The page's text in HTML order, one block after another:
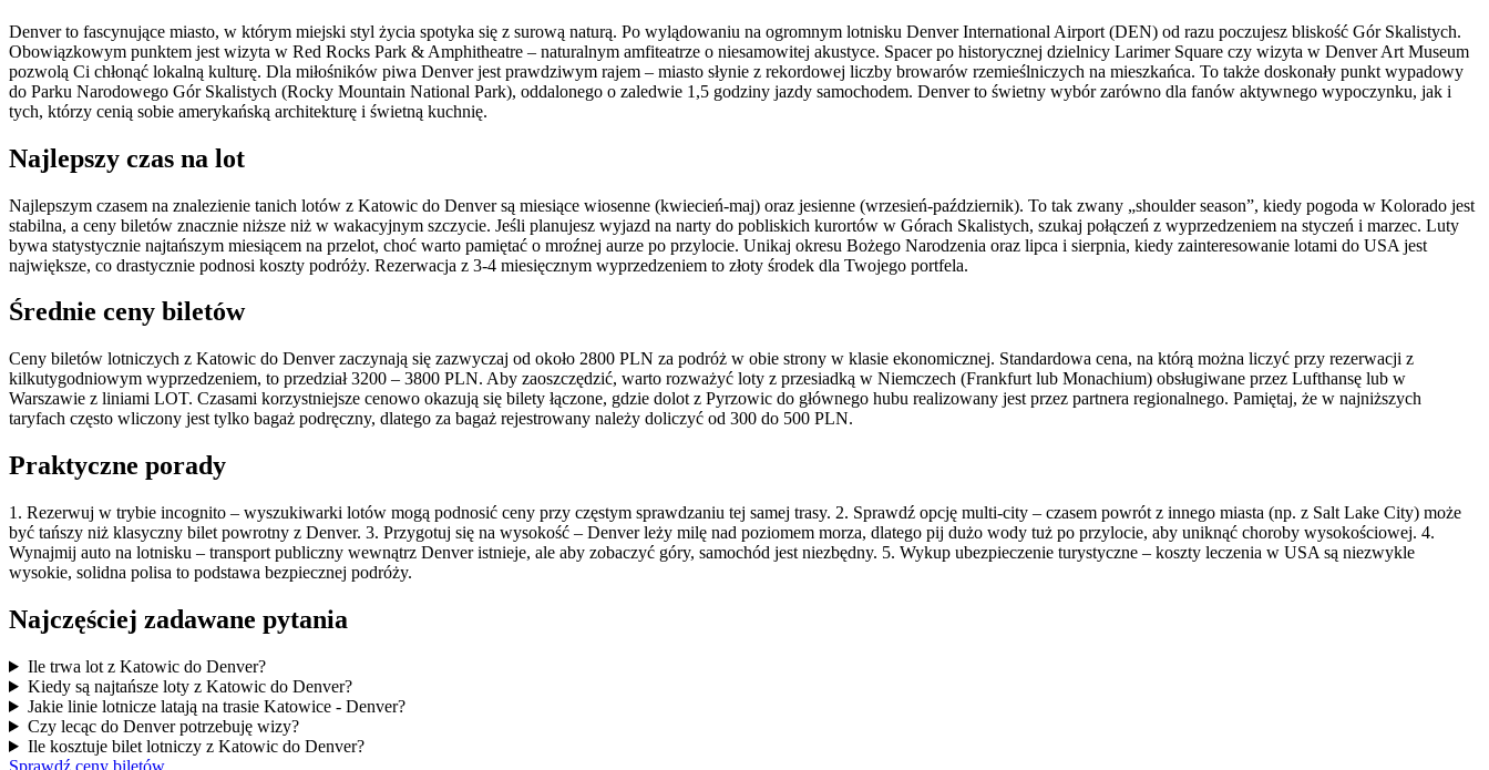
Denver to fascynujące miasto, w którym miejski styl życia spotyka się z surową naturą. Po wylądowaniu na ogromnym lotnisku Denver International Airport (DEN) od razu poczujesz bliskość Gór Skalistych.
Obowiązkowym punktem jest wizyta w Red Rocks Park & Amphitheatre – naturalnym amfiteatrze o niesamowitej akustyce. Spacer po historycznej dzielnicy Larimer Square czy wizyta w Denver Art Museum
pozwolą Ci chłonąć lokalną kulturę. Dla miłośników piwa Denver jest prawdziwym rajem – miasto słynie z rekordowej liczby browarów rzemieślniczych na mieszkańca. To także doskonały punkt wypadowy
do Parku Narodowego Gór Skalistych (Rocky Mountain National Park), oddalonego o zaledwie 1,5 godziny jazdy samochodem. Denver to świetny wybór zarówno dla fanów aktywnego wypoczynku, jak i
tych, którzy cenią sobie amerykańską architekturę i świetną kuchnię.
Najlepszy czas na lot
Najlepszym czasem na znalezienie tanich lotów z Katowic do Denver są miesiące wiosenne (kwiecień-maj) oraz jesienne (wrzesień-październik). To tak zwany „shoulder season”, kiedy pogoda w Kolorado jest
stabilna, a ceny biletów znacznie niższe niż w wakacyjnym szczycie. Jeśli planujesz wyjazd na narty do pobliskich kurortów w Górach Skalistych, szukaj połączeń z wyprzedzeniem na styczeń i marzec. Luty
bywa statystycznie najtańszym miesiącem na przelot, choć warto pamiętać o mroźnej aurze po przylocie. Unikaj okresu Bożego Narodzenia oraz lipca i sierpnia, kiedy zainteresowanie lotami do USA jest
największe, co drastycznie podnosi koszty podróży. Rezerwacja z 3-4 miesięcznym wyprzedzeniem to złoty środek dla Twojego portfela.
Średnie ceny biletów
Ceny biletów lotniczych z Katowic do Denver zaczynają się zazwyczaj od około 2800 PLN za podróż w obie strony w klasie ekonomicznej. Standardowa cena, na którą można liczyć przy rezerwacji z
kilkutygodniowym wyprzedzeniem, to przedział 3200 – 3800 PLN. Aby zaoszczędzić, warto rozważyć loty z przesiadką w Niemczech (Frankfurt lub Monachium) obsługiwane przez Lufthansę lub w
Warszawie z liniami LOT. Czasami korzystniejsze cenowo okazują się bilety łączone, gdzie dolot z Pyrzowic do głównego hubu realizowany jest przez partnera regionalnego. Pamiętaj, że w najniższych
taryfach często wliczony jest tylko bagaż podręczny, dlatego za bagaż rejestrowany należy doliczyć od 300 do 500 PLN.
Praktyczne porady
1. Rezerwuj w trybie incognito – wyszukiwarki lotów mogą podnosić ceny przy częstym sprawdzaniu tej samej trasy. 2. Sprawdź opcję multi-city – czasem powrót z innego miasta (np. z Salt Lake City) może
być tańszy niż klasyczny bilet powrotny z Denver. 3. Przygotuj się na wysokość – Denver leży milę nad poziomem morza, dlatego pij dużo wody tuż po przylocie, aby uniknąć choroby wysokościowej. 4.
Wynajmij auto na lotnisku – transport publiczny wewnątrz Denver istnieje, ale aby zobaczyć góry, samochód jest niezbędny. 5. Wykup ubezpieczenie turystyczne – koszty leczenia w USA są niezwykle
wysokie, solidna polisa to podstawa bezpiecznej podróży.
Najczęściej zadawane pytania
Ile trwa lot z Katowic do Denver?
Kiedy są najtańsze loty z Katowic do Denver?
Jakie linie lotnicze latają na trasie Katowice - Denver?
Czy lecąc do Denver potrzebuję wizy?
Ile kosztuje bilet lotniczy z Katowic do Denver?
Sprawdź ceny biletów